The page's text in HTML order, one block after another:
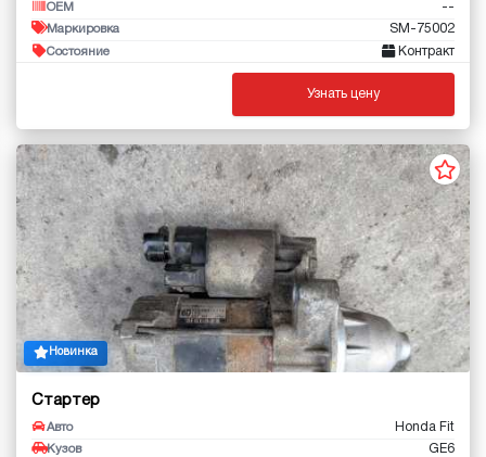
OEM --
Маркировка SM-75002
Состояние Контракт
Узнать цену
Новинка
Стартер
Авто Honda Fit
Кузов GE6